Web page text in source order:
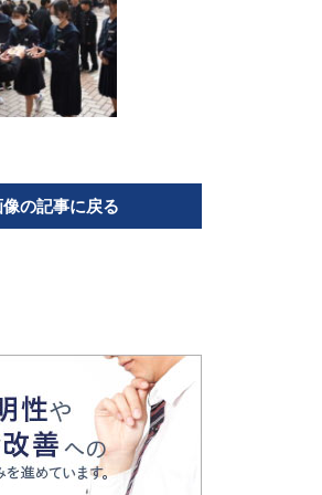
の記事に戻る